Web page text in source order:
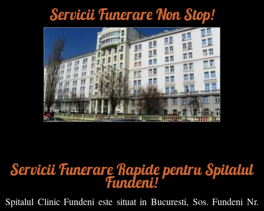
Servicii Funerare Non Stop!
Servicii Funerare Rapide pentru Spitalul
Fundeni!
Spitalul Clinic Fundeni este situat in Bucuresti, Sos. Fundeni Nr.